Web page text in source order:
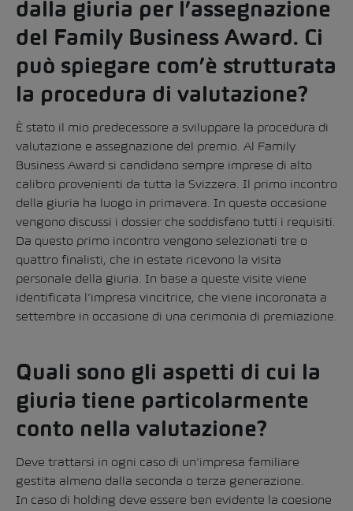
dalla giuria per l’assegnazione
del Family Business Award. Ci
può spiegare com’è strutturata
la procedura di valutazione?
È stato il mio predecessore a sviluppare la procedura di
valutazione e assegnazione del premio. Al Family
Business Award si candidano sempre imprese di alto
calibro provenienti da tutta la Svizzera. Il primo incontro
della giuria ha luogo in primavera. In questa occasione
vengono discussi i dossier che soddisfano tutti i requisiti.
Da questo primo incontro vengono selezionati tre o
quattro finalisti, che in estate ricevono la visita
personale della giuria. In base a queste visite viene
identificata l’impresa vincitrice, che viene incoronata a
settembre in occasione di una cerimonia di premiazione.
Quali sono gli aspetti di cui la
giuria tiene particolarmente
conto nella valutazione?
Deve trattarsi in ogni caso di un’impresa familiare
gestita almeno dalla seconda o terza generazione.
In caso di holding deve essere ben evidente la coesione